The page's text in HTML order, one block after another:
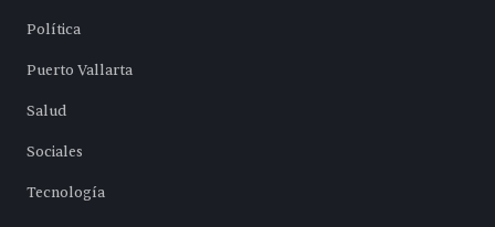
Política
Puerto Vallarta
Salud
Sociales
Tecnología